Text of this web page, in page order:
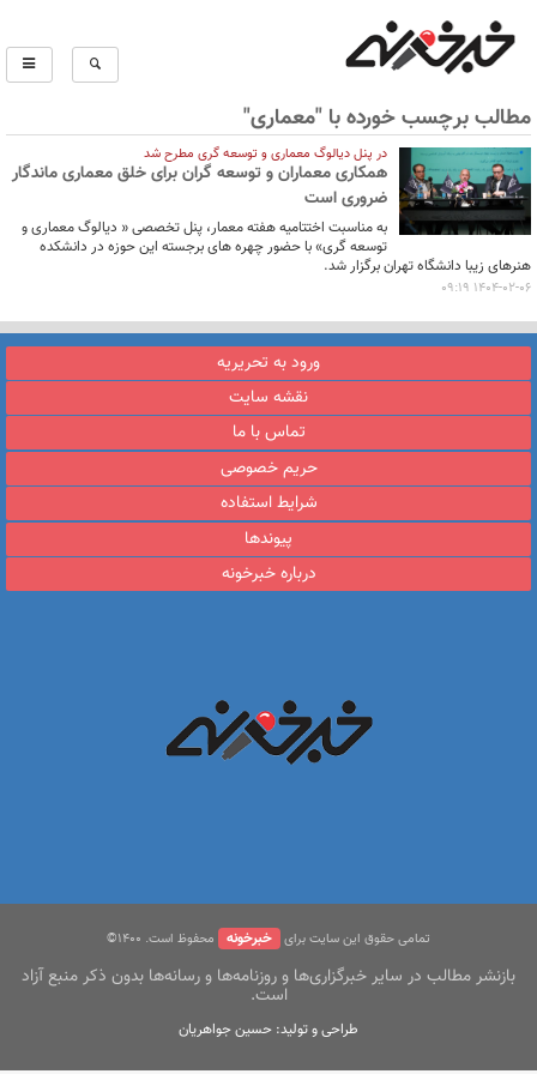
مطالب برچسب خورده با "معماری"
در پنل دیالوگ معماری و توسعه گری مطرح شد
همکاری معماران و توسعه گران برای خلق معماری ماندگار
ضروری است
به مناسبت اختتامیه هفته معمار، پنل تخصصی « دیالوگ معماری و
توسعه گری» با حضور چهره های برجسته این حوزه در دانشکده
هنرهای زیبا دانشگاه تهران برگزار شد.
1404-02-06 09:19
ورود به تحریریه
نقشه سایت
تماس با ما
حریم خصوصی
شرایط استفاده
پیوندها
درباره خبرخونه
تمامی حقوق این سایت برای خبرخونه محفوظ است. ۱400©
بازنشر مطالب در سایر خبرگزاری‌ها و روزنامه‌ها و رسانه‌ها بدون ذکر منبع آزاد
است.
طراحی و تولید: حسین جواهریان